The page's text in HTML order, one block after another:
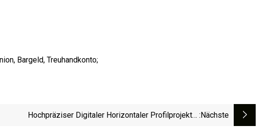
Bargeld, Treuhandkonto;
Hochpräziser Digitaler Horizontaler Profilprojektor :nächste